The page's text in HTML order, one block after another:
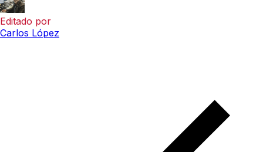
Editado por
Carlos López